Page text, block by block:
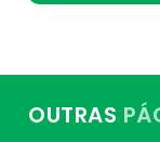
OUTRAS